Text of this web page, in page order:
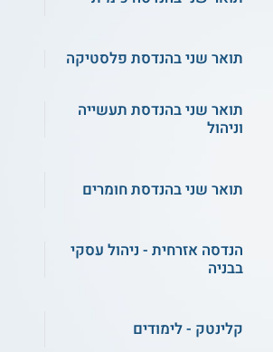
תואר שני בהנדסת פלסטיקה
תואר שני בהנדסת תעשייה
וניהול
תואר שני בהנדסת חומרים
הנדסה אזרחית - ניהול עסקי
בבניה
קלינטק - לימודים